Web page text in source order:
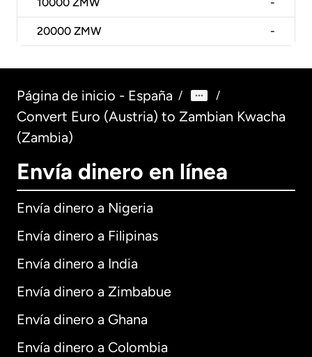
10000 ZMW -
20000 ZMW -
Página de inicio - España / /
Convert Euro (Austria) to Zambian Kwacha
(Zambia)
Envía dinero en línea
Envía dinero a Nigeria
Envía dinero a Filipinas
Envía dinero a India
Envía dinero a Zimbabue
Envía dinero a Ghana
Envía dinero a Colombia